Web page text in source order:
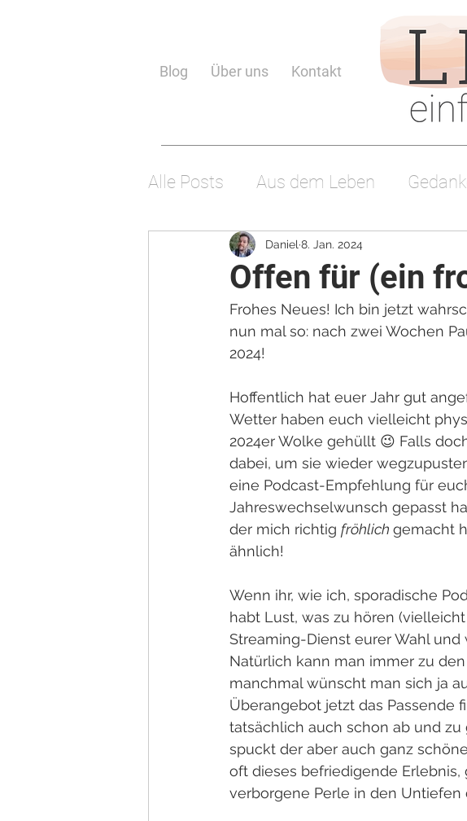
Blog Über uns Kontakt
Alle Posts Aus dem Leben
Wissenschaft Gottesdienst
Offen für (ein
Daniel 8. Jan. 2024
Frohes Neues! Ich bin jetzt
nun mal so: nach zwei Wochen
2024!
Hoffentlich hat euer Jahr gut
Wetter haben euch vielleicht
2024er Wolke gehüllt 😉 Falls
dabei, um sie wieder
eine Podcast-Empfehlung für
Jahreswechselwunsch gepasst
der mich richtig fröhlich gemacht
ähnlich!
Wenn ihr, wie ich, sporadische
habt Lust, was zu hören
Streaming-Dienst eurer Wahl
Natürlich kann man immer zu
manchmal wünscht man sich ja
Überangebot jetzt das Passende
tatsächlich auch schon ab und
spuckt der aber auch ganz
oft dieses befriedigende
verborgene Perle in den Untiefen